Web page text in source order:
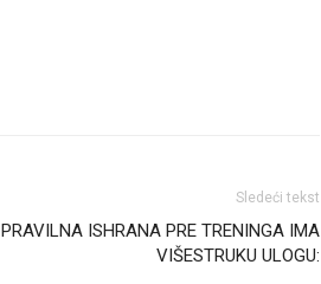
Sledeći tekst
PRAVILNA ISHRANA PRE TRENINGA IMA
VIŠESTRUKU ULOGU: